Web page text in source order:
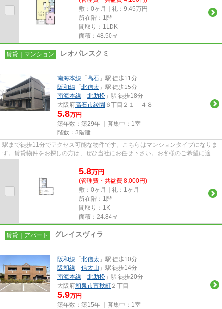
敷：0ヶ月｜礼：9.45万円
所在階：1階
間取り：1LDK
面積：48.50㎡
賃貸｜マンション レオパレスクミ
南海本線 「 高石 」駅 徒歩11分
阪和線 「 北信太 」駅 徒歩15分
南海本線 「 北助松 」駅 徒歩18分
大阪府高石市綾園 ６丁目２１－４８
5.8万円
築年数：築29年 ｜募集中： 1室
階数：3階建
駅まで徒歩11分でアクセス可能な物件です。こちらはマンションタイプになりま
す。賃貸物件をお探しの方は、ぜひ当社にお任せ下さい。お客様のご希望に適し
5.8万円
(管理費・共益費 8,000円)
敷：0ヶ月｜礼：1ヶ月
所在階：1階
間取り：1K
面積：24.84㎡
賃貸｜アパート グレイスヴィラ
阪和線 「 北信太 」駅 徒歩10分
阪和線 「 信太山 」駅 徒歩14分
南海本線 「 北助松 」駅 徒歩20分
大阪府和泉市富秋町 ２丁目
5.9万円
築年数：築15年 ｜募集中： 1室